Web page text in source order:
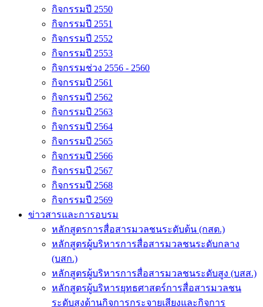
กิจกรรมปี 2550
กิจกรรมปี 2551
กิจกรรมปี 2552
กิจกรรมปี 2553
กิจกรรมช่วง 2556 - 2560
กิจกรรมปี 2561
กิจกรรมปี 2562
กิจกรรมปี 2563
กิจกรรมปี 2564
กิจกรรมปี 2565
กิจกรรมปี 2566
กิจกรรมปี 2567
กิจกรรมปี 2568
กิจกรรมปี 2569
ข่าวสารและการอบรม
หลักสูตรการสื่อสารมวลชนระดับต้น (กสต.)
หลักสูตรผู้บริหารการสื่อสารมวลชนระดับกลาง
(บสก.)
หลักสูตรผู้บริหารการสื่อสารมวลชนระดับสูง (บสส.)
หลักสูตรผู้บริหารยุทธศาสตร์การสื่อสารมวลชน
ระดับสูงด้านกิจการกระจายเสียงและกิจการ